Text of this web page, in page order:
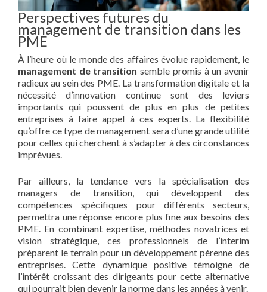
Perspectives futures du
management de transition dans les
PME
À l’heure où le monde des affaires évolue rapidement, le
management de transition semble promis à un avenir
radieux au sein des PME. La transformation digitale et la
nécessité d’innovation continue sont des leviers
importants qui poussent de plus en plus de petites
entreprises à faire appel à ces experts. La flexibilité
qu’offre ce type de management sera d’une grande utilité
pour celles qui cherchent à s’adapter à des circonstances
imprévues.
Par ailleurs, la tendance vers la spécialisation des
managers de transition, qui développent des
compétences spécifiques pour différents secteurs,
permettra une réponse encore plus fine aux besoins des
PME. En combinant expertise, méthodes novatrices et
vision stratégique, ces professionnels de l’interim
préparent le terrain pour un développement pérenne des
entreprises. Cette dynamique positive témoigne de
l’intérêt croissant des dirigeants pour cette alternative
qui pourrait bien devenir la norme dans les années à venir.